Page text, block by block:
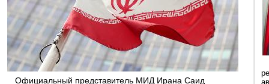
Официальный представитель МИД Ирана Саид